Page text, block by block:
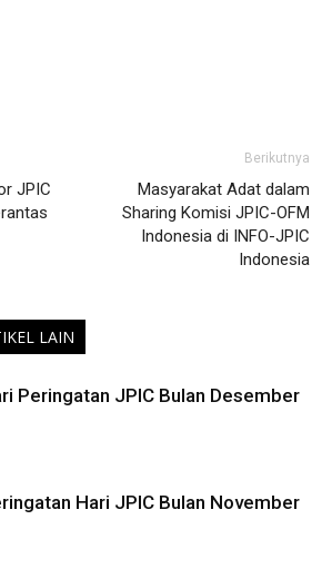
JPIC
Berikutnya
Masyarakat Adat dalam
Sharing Komisi JPIC-OFM
Indonesia di INFO-JPIC
Indonesia
LAIN
Peringatan JPIC Bulan Desember
Hari JPIC Bulan November